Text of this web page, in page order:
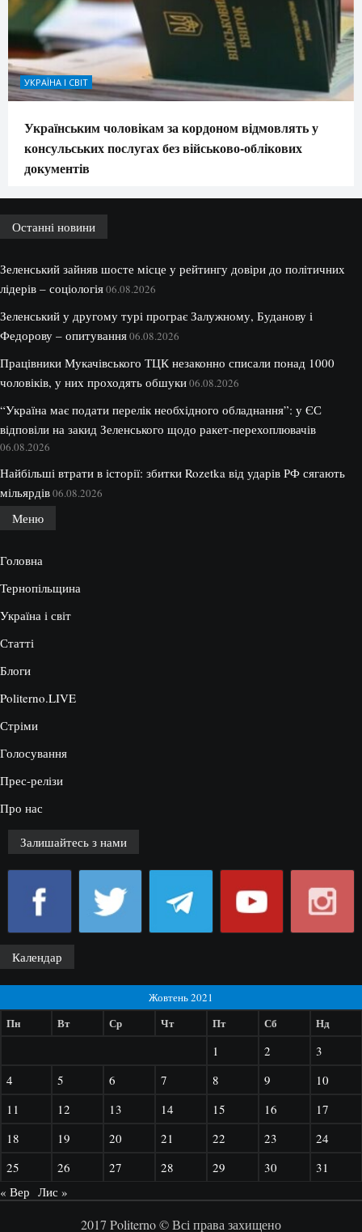
УКРАЇНА І СВІТ
Українським чоловікам за кордоном відмовлять у
консульських послугах без військово-облікових
документів
Останні новини
Зеленський зайняв шосте місце у рейтингу довіри до політичних
лідерів – соціологія06.08.2026
Зеленський у другому турі програє Залужному, Буданову і
Федорову – опитування06.08.2026
Працівники Мукачівського ТЦК незаконно списали понад 1000
чоловіків, у них проходять обшуки06.08.2026
“Україна має подати перелік необхідного обладнання”: у ЄС
відповіли на закид Зеленського щодо ракет-перехоплювачів
06.08.2026
Найбільші втрати в історії: збитки Rozetka від ударів РФ сягають
мільярдів06.08.2026
Меню
Головна
Тернопільщина
Україна і світ
Статті
Блоги
Politerno.LIVE
Стріми
Голосування
Прес-релізи
Про нас
Залишайтесь з нами
Календар
Жовтень 2021
Пн Вт Ср Чт Пт Сб Нд
1 2
3
4
5 6 7 8 9
10
11
12 13 14 15 16
17
18
19 20 21 22 23
24
25
26 27 28 29 30
31
« Вер Лис »
2017 Politerno © Всі права захищено